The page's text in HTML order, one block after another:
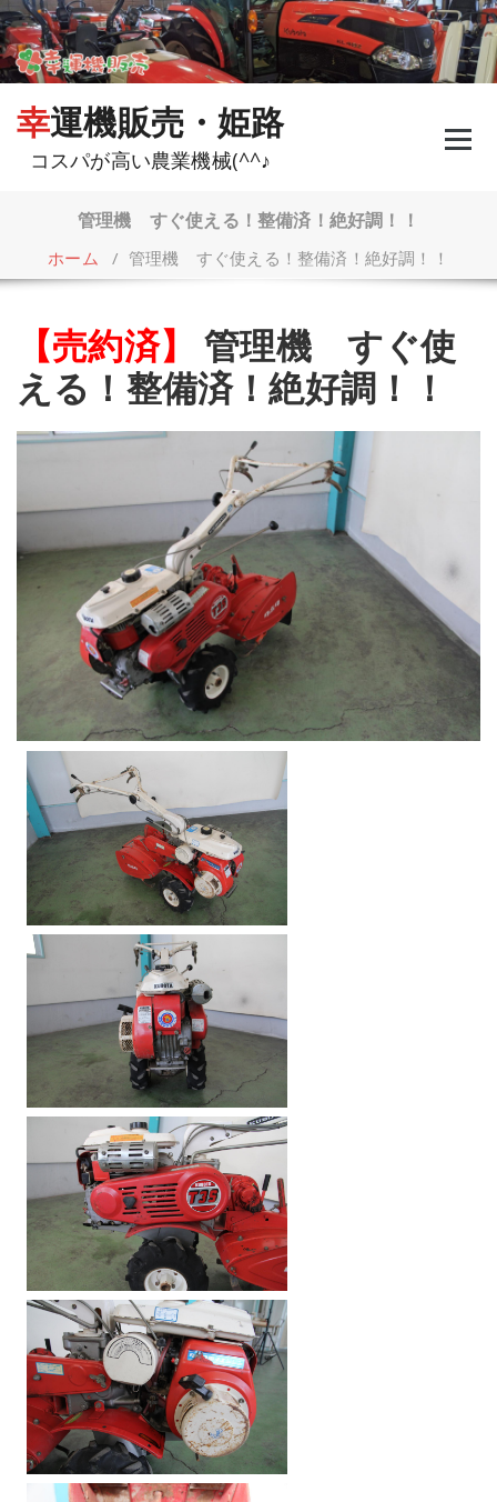
コ
ン
テ
ン
幸運機販売・姫路
コスパが高い農業機械(^^♪
管理機 すぐ使える！整備済！絶好調！！
ホーム / 管理機 すぐ使える！整備済！絶好調！！
【売約済】
管理機 すぐ使
える！整備済！絶好調！！